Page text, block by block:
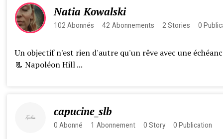
Natia Kowalski
102 Abonnés 42 Abonnements 2 Stories 0
Un objectif n'est rien d'autre qu'un rêve avec une
📃 Napoléon Hill ...
capucine_slb
0 Abonné 1 Abonnement 0 Story 0 Publication